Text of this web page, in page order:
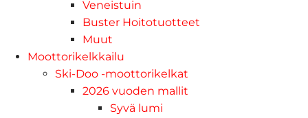
Veneistuin
Buster Hoitotuotteet
Muut
Moottorikelkkailu
Ski-Doo -moottorikelkat
2026 vuoden mallit
Syvä lumi